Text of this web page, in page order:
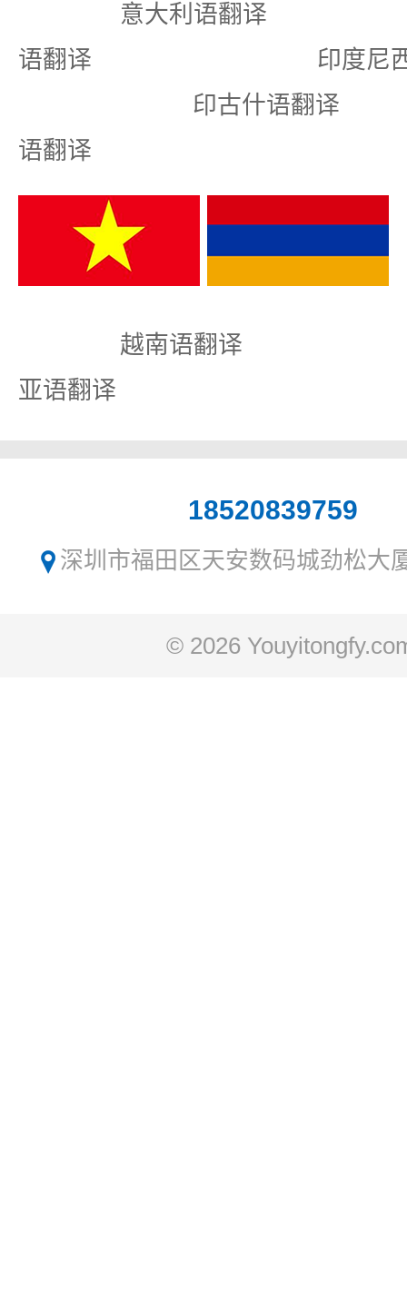
意大利语翻
语翻译 印度尼西
印古什语翻
语翻译
越南语翻译
亚语翻译
18520839759
深圳市福田区天安数码城劲松大
© 2026